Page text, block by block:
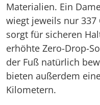
Materialien. Ein
wiegt jeweils nur
sorgt für sicheren
erhöhte Zero-Drop-
der Fuß natürlich
bieten außerdem
Kilometern.